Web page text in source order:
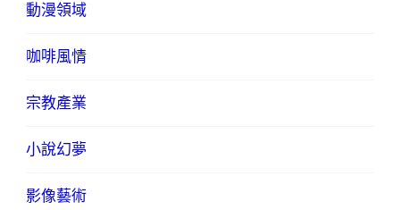
動漫領域
咖啡風情
宗教產業
小說幻夢
影像藝術